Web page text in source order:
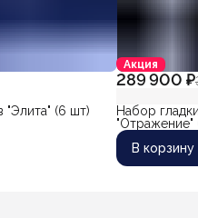
"Элита" (6 шт)
Акция
289 900 ₽
Набор
"Отражение"
В корзину